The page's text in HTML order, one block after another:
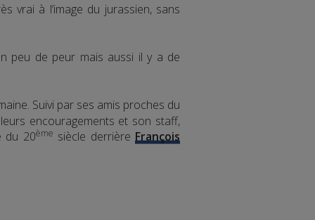
vrai à l’image du jurassien, sans
peu de peur mais aussi il y a de
Suivi par ses amis proches du
encouragements et son staff,
du 20ème siècle derrière François